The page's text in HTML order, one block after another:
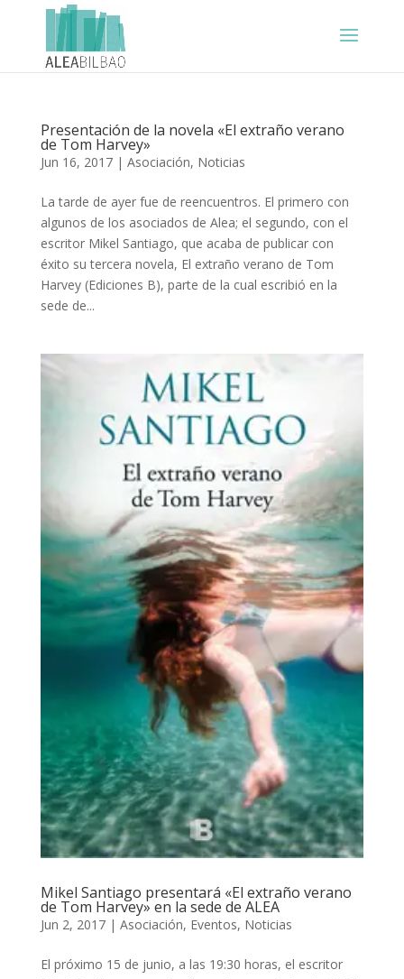
Presentación de la novela «El extraño verano
de Tom Harvey»
Jun 16, 2017| Asociación, Noticias
La tarde de ayer fue de reencuentros. El primero con
algunos de los asociados de Alea; el segundo, con el
escritor Mikel Santiago, que acaba de publicar con
éxito su tercera novela, El extraño verano de Tom
Harvey (Ediciones B), parte de la cual escribió en la
sede de...
Mikel Santiago presentará «El extraño verano
de Tom Harvey» en la sede de ALEA
Jun 2, 2017| Asociación, Eventos, Noticias
El próximo 15 de junio, a las 19:30 horas, el escritor